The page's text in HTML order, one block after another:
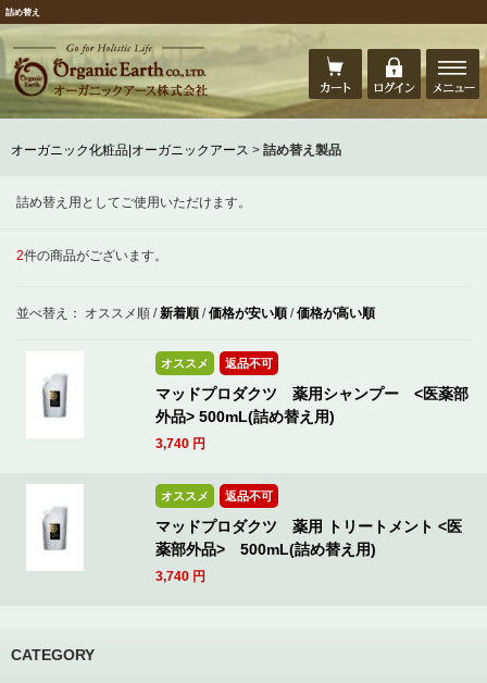
詰め替え
オーガニック化粧品|オーガニックアース > 詰め替え製品
詰め替え用としてご使用いただけます。
2件の商品がございます。
並べ替え： オススメ順 /新着順 /価格が安い順 /価格が高い順
オススメ 返品不可
マッドプロダクツ 薬用シャンプー <医薬部
外品> 500mL(詰め替え用)
3,740 円
オススメ 返品不可
マッドプロダクツ 薬用 トリートメント <医
薬部外品> 500mL(詰め替え用)
3,740 円
CATEGORY